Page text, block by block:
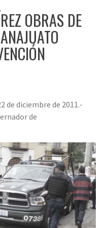
OBRAS DE
de diciembre de 2011.-
de